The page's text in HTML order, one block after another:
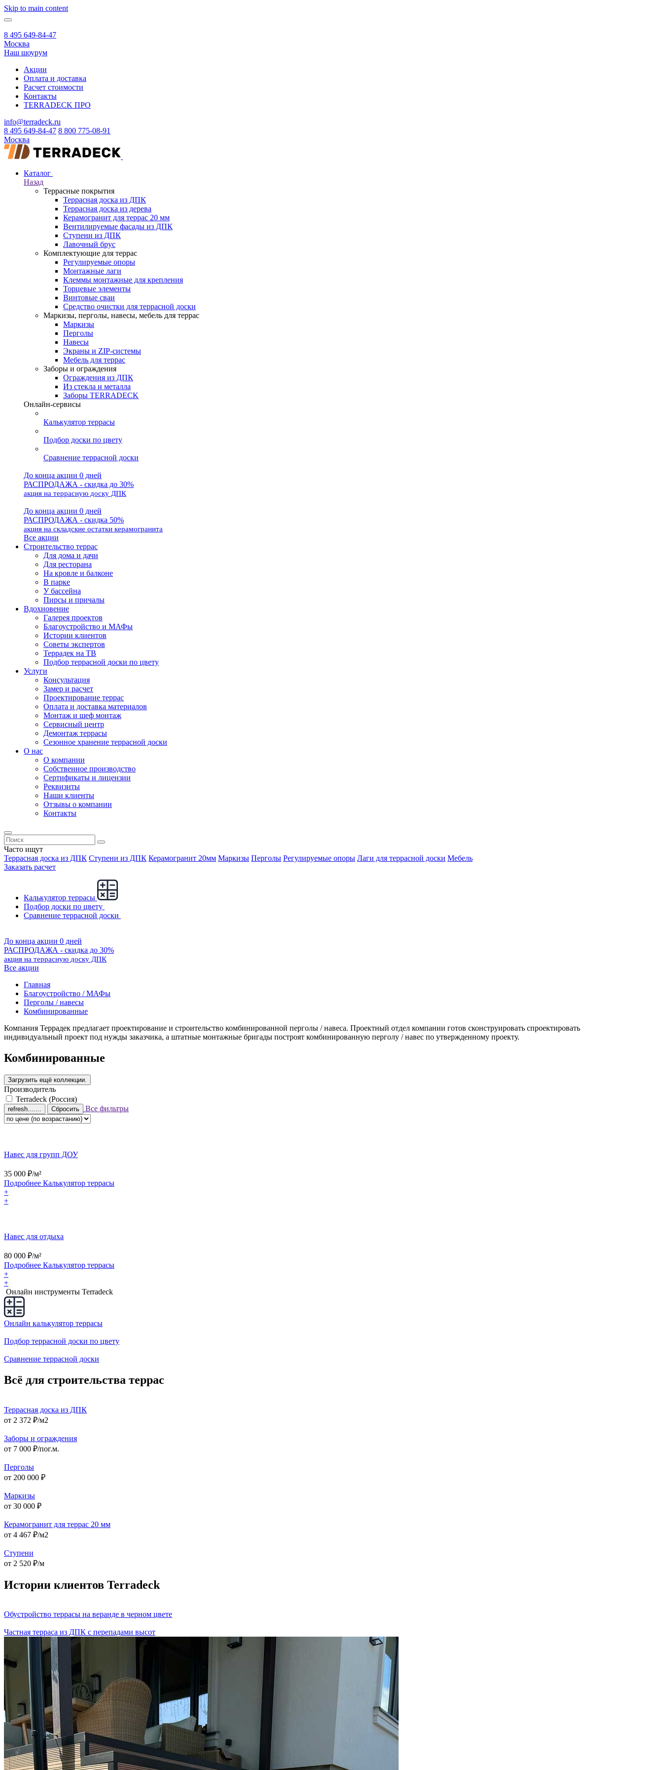
Skip to main content
8 495 649-84-47
Москва
Наш шоурум
Акции
Оплата и доставка
Расчет стоимости
Контакты
TERRADECK ПРО
info@terradeck.ru
8 495 649-84-47 8 800 775-08-91
Москва
Каталог
Назад
Террасные покрытия
Террасная доска из ДПК
Террасная доска из дерева
Керамогранит для террас 20 мм
Вентилируемые фасады из ДПК
Ступени из ДПК
Лавочный брус
Комплектующие для террас
Регулируемые опоры
Монтажные лаги
Клеммы монтажные для крепления
Торцевые элементы
Винтовые сваи
Средство очистки для террасной доски
Маркизы, перголы, навесы, мебель для террас
Маркизы
Перголы
Навесы
Экраны и ZIP-системы
Мебель для террас
Заборы и ограждения
Ограждения из ДПК
Из стекла и металла
Заборы TERRADECK
Онлайн-сервисы
Калькулятор террасы
Подбор доски по цвету
Сравнение террасной доски
До конца акции 0 дней
РАСПРОДАЖА - скидка до 30%
акция на террасную доску ДПК
До конца акции 0 дней
РАСПРОДАЖА - скидка 50%
акция на складские остатки керамогранита
Все акции
Строительство террас
Для дома и дачи
Для ресторана
На кровле и балконе
В парке
У бассейна
Пирсы и причалы
Вдохновение
Галерея проектов
Благоустройство и МАФы
Истории клиентов
Советы экспертов
Террадек на ТВ
Подбор террасной доски по цвету
Услуги
Консультация
Замер и расчет
Проектирование террас
Оплата и доставка материалов
Монтаж и шеф монтаж
Сервисный центр
Демонтаж террасы
Сезонное хранение террасной доски
О нас
О компании
Собственное производство
Сертификаты и лицензии
Реквизиты
Наши клиенты
Отзывы о компании
Контакты
Часто ищут
Террасная доска из ДПК Ступени из ДПК Керамогранит 20мм Маркизы Перголы Регулируемые опоры Лаги для террасной доски Мебель
Заказать расчет
Калькулятор террасы
Подбор доски по цвету
Сравнение террасной доски
До конца акции 0 дней
РАСПРОДАЖА - скидка до 30%
акция на террасную доску ДПК
Все акции
Главная
Благоустройство / МАФы
Перголы / навесы
Комбинированные
Компания Террадек предлагает проектирование и строительство комбинированной перголы / навеса. Проектный отдел компании готов сконструировать спроектировать
индивидуальный проект под нужды заказчика, а штатные монтажные бригады построят комбинированную перголу / навес по утвержденному проекту.
Комбинированные
Производитель
Terradeck (Россия)
Сбросить Все фильтры
Навес для групп ДОУ
35 000 ₽/м²
Подробнее Калькулятор террасы
+
+
Навес для отдыха
80 000 ₽/м²
Подробнее Калькулятор террасы
+
+
Онлайн инструменты Terradeck
Онлайн калькулятор террасы
Подбор террасной доски по цвету
Сравнение террасной доски
Всё для строительства террас
Террасная доска из ДПК
от 2 372 ₽/м2
Заборы и ограждения
от 7 000 ₽/пог.м.
Перголы
от 200 000 ₽
Маркизы
от 30 000 ₽
Керамогранит для террас 20 мм
от 4 467 ₽/м2
Ступени
от 2 520 ₽/м
Истории клиентов Terradeck
Обустройство террасы на веранде в черном цвете
Частная терраса из ДПК с перепадами высот